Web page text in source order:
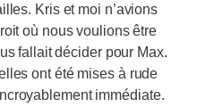
Kris et moi n’avions
où nous voulions être
fallait décider pour Max.
ont été mises à rude
immédiate.